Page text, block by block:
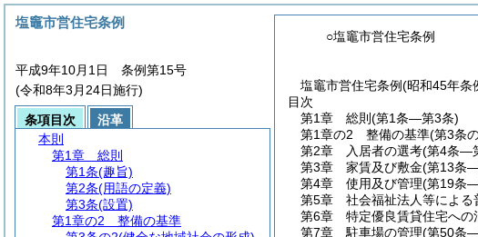
○塩竈市営住宅条例
塩竈市営住宅条例(昭和45年条
目次
第1章
総則 (第1条―第3条)
第1章の2
整備の基準(第3条
第2章
入居者の選考(第4条―
第3章
家賃及び敷金(第13条
第4章
使用及び管理(第19条
第5章
社会福祉法人等による
第6章
特定優良賃貸住宅への
第7章
駐車場の管理(第50条
塩竈市営住宅条例
平成9年10月1日 条例第15号
(令和8年3月24日施行)
条項目次
沿革
本則
第1章
総則
第1条(趣旨)
第2条(用語の定義)
第3条(設置)
第1章の2
整備の基準